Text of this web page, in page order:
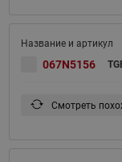
067N5156
Смотреть